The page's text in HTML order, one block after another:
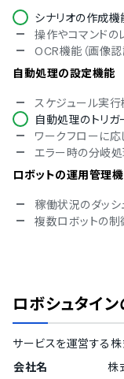
対応言語
中国語
英語
フランス語
シナリオの作成機
操作やコマンドの
OCR機能（画像認
自動処理の設定機能
スケジュール実
自動処理のトリガ
ワークフローに
エラー時の分岐
ロボットの運用管理
稼働状況のダッ
複数ロボットの
ロボットのリリー
その他の機能
稼働状況や操作
ロボシュタイン
サービスを運営する株
会社名
株